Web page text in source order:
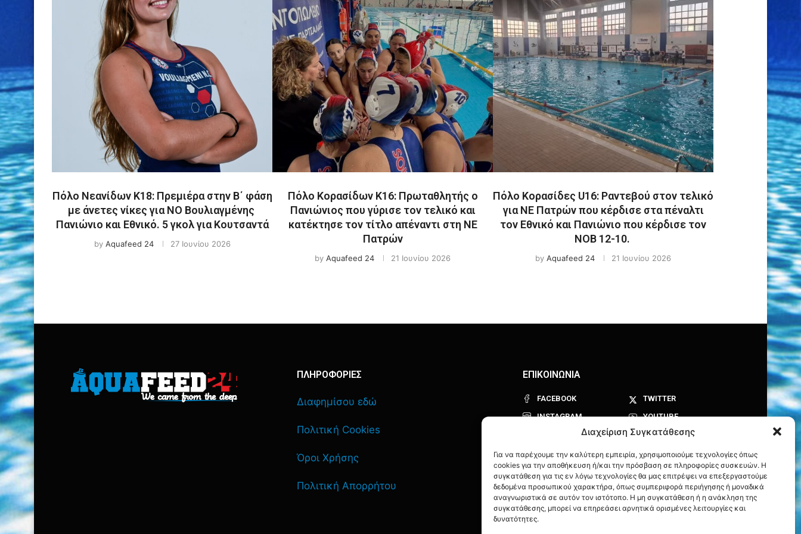
Διαχείριση Συγκατάθεσης
Για να παρέχουμε την καλύτερη εμπειρία, χρησιμοποιούμε τεχνολογίες όπως
cookies για την αποθήκευση ή/και την πρόσβαση σε πληροφορίες συσκευών. Η
συγκατάθεση για τις εν λόγω τεχνολογίες θα μας επιτρέψει να επεξεργαστούμε
δεδομένα προσωπικού χαρακτήρα, όπως συμπεριφορά περιήγησης ή μοναδικά
αναγνωριστικά σε αυτόν τον ιστότοπο. Η μη συγκατάθεση ή η ανάκληση της
συγκατάθεσης, μπορεί να επηρεάσει αρνητικά ορισμένες λειτουργίες και
δυνατότητες.
Πόλο Νεανίδων Κ18: Πρεμιέρα στην Β΄ φάση
με άνετες νίκες για ΝΟ Βουλιαγμένης
Πανιώνιο και Εθνικό. 5 γκολ για Κουτσαντά
by Aquafeed 24 27 Ιουνίου 2026
Πόλο Κορασίδων Κ16: Πρωταθλητής ο
Πανιώνιος που γύρισε τον τελικό και
κατέκτησε τον τίτλο απέναντι στη ΝΕ
Πατρών
by Aquafeed 24 21 Ιουνίου 2026
Πόλο Κορασίδες U16: Ραντεβού στον τελικό
για ΝΕ Πατρών που κέρδισε στα πέναλτι
τον Εθνικό και Πανιώνιο που κέρδισε τον
ΝΟΒ 12-10.
by Aquafeed 24 21 Ιουνίου 2026
ΠΛΗΡΟΦΟΡΙΕΣ
Διαφημίσου εδώ
Πολιτική Cookies
Όροι Χρήσης
Πολιτική Απορρήτου
ΕΠΙΚΟΙΝΩΝΙΑ
FACEBOOK
TWITTER
INSTAGRAM
YOUTUBE